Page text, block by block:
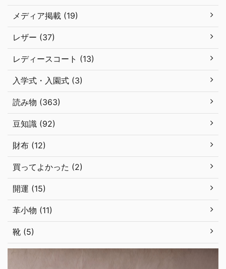
メディア掲載 (19)
レザー (37)
レディースコート (13)
入学式・入園式 (3)
読み物 (363)
豆知識 (92)
財布 (12)
買ってよかった (2)
開運 (15)
革小物 (11)
靴 (5)